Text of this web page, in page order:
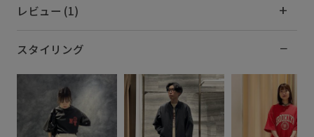
レビュー (1)
スタイリング